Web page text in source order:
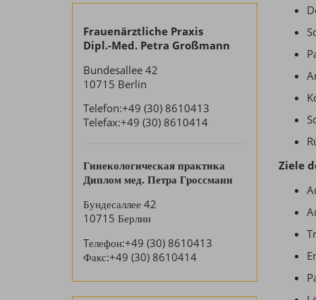
Frauenärztliche Praxis
Dipl.-Med. Petra Großmann
Bundesallee 42
10715 Berlin
Telefon:+49 (30) 8610413
Telefax:+49 (30) 8610414
Гинекологическая практика
Диплом мед. Петра Гроссманн
Бундесаллее 42
10715 Берлин
Tелефон:+49 (30) 8610413
Факс:+49 (30) 8610414
Ziele